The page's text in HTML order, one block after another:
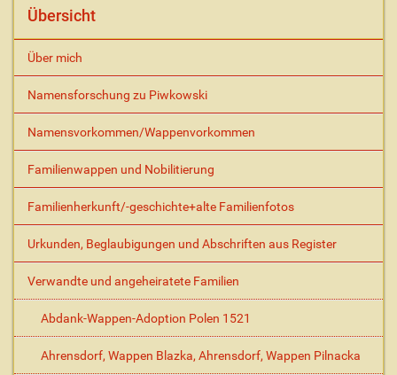
e
i
i
c
e
Übersicht
Über mich
Namensforschung zu Piwkowski
Namensvorkommen/Wappenvorkommen
Familienwappen und Nobilitierung
Familienherkunft/-geschichte+alte Familienfotos
Urkunden, Beglaubigungen und Abschriften aus Register
Verwandte und angeheiratete Familien
Abdank-Wappen-Adoption Polen 1521
Ahrensdorf, Wappen Blazka, Ahrensdorf, Wappen Pilnacka